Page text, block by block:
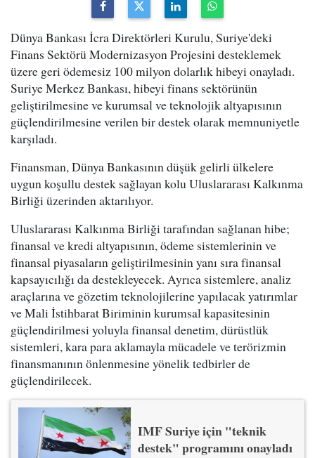
Dünya Bankası İcra Direktörleri Kurulu, Suriye'deki
Finans Sektörü Modernizasyon Projesini desteklemek
üzere geri ödemesiz 100 milyon dolarlık hibeyi onayladı.
Suriye Merkez Bankası, hibeyi finans sektörünün
geliştirilmesine ve kurumsal ve teknolojik altyapısının
güçlendirilmesine verilen bir destek olarak memnuniyetle
karşıladı.
Finansman, Dünya Bankasının düşük gelirli ülkelere
uygun koşullu destek sağlayan kolu Uluslararası Kalkınma
Birliği üzerinden aktarılıyor.
Uluslararası Kalkınma Birliği tarafından sağlanan hibe;
finansal ve kredi altyapısının, ödeme sistemlerinin ve
finansal piyasaların geliştirilmesinin yanı sıra finansal
kapsayıcılığı da destekleyecek. Ayrıca sistemlere, analiz
araçlarına ve gözetim teknolojilerine yapılacak yatırımlar
ve Mali İstihbarat Biriminin kurumsal kapasitesinin
güçlendirilmesi yoluyla finansal denetim, dürüstlük
sistemleri, kara para aklamayla mücadele ve terörizmin
finansmanının önlenmesine yönelik tedbirler de
güçlendirilecek.
IMF Suriye için "teknik
destek" programını onayladı